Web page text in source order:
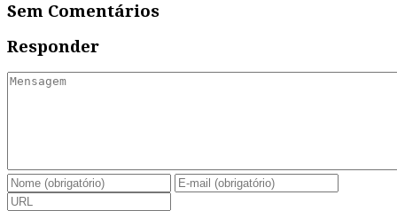
Sem Comentários
Responder